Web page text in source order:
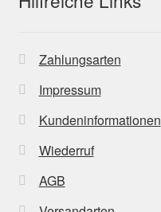
Zahlungsarten
Impressum
Kundeninformationen
Wiederruf
AGB